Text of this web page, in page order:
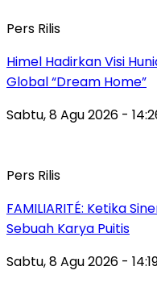
Pers Rilis
Himel Hadirkan Visi
Global “Dream Home”
Sabtu, 8 Agu 2026 -
Pers Rilis
FAMILIARITÉ: Ketika
Sebuah Karya Puitis
Sabtu, 8 Agu 2026 -